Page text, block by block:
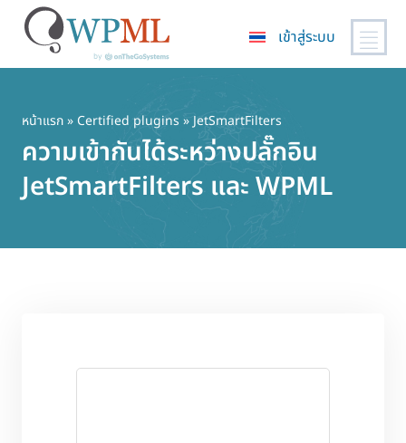
เนื้อหา
หลัก
เข้าสู่ระบบ
หน้าแรก» Certified plugins » JetSmartFilters
ความเข้ากันได้ระหว่างปลั๊กอิน
JetSmartFilters และ WPML